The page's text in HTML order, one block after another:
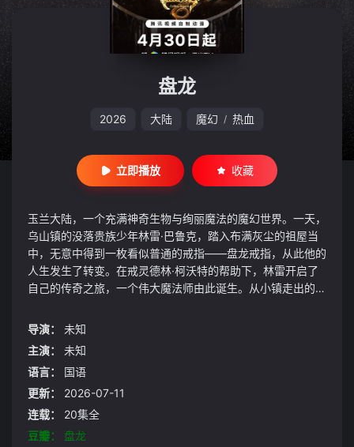
盘龙
2026 大陆 魔幻 / 热血
立即播放 收藏
玉兰大陆，一个充满神奇生物与绚丽魔法的魔幻世界。一天，
乌山镇的没落贵族少年林雷·巴鲁克，踏入布满灰尘的祖屋当
中，无意中得到一枚看似普通的戒指——盘龙戒指，从此他的
人生发生了转变。在戒灵德林·柯沃特的帮助下，林雷开启了
自己的传奇之旅，一个伟大魔法师由此诞生。从小镇走出的少
一次次游走于生死之间的磨砺中，一步步走向强者巅峰。
导演：
未知
主演：
未知
语言：
国语
更新：
2026-07-11
连载：
20集全
豆瓣：
盘龙